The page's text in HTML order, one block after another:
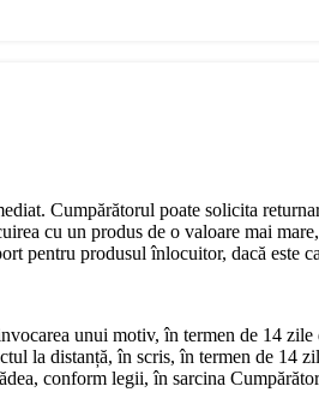
Cumpărătorul poate solicita
cu un produs de o valoare mai
pentru produsul înlocuitor, dacă este
unui motiv, în termen de 14
la distanță, în scris, în termen de 14
conform legii, în sarcina